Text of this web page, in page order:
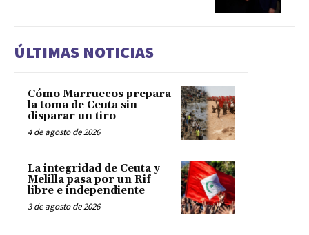
ÚLTIMAS NOTICIAS
Cómo Marruecos prepara
la toma de Ceuta sin
disparar un tiro
4 de agosto de 2026
La integridad de Ceuta y
Melilla pasa por un Rif
libre e independiente
3 de agosto de 2026